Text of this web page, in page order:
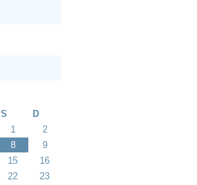
S D
1
2
8
9
15
16
22
23